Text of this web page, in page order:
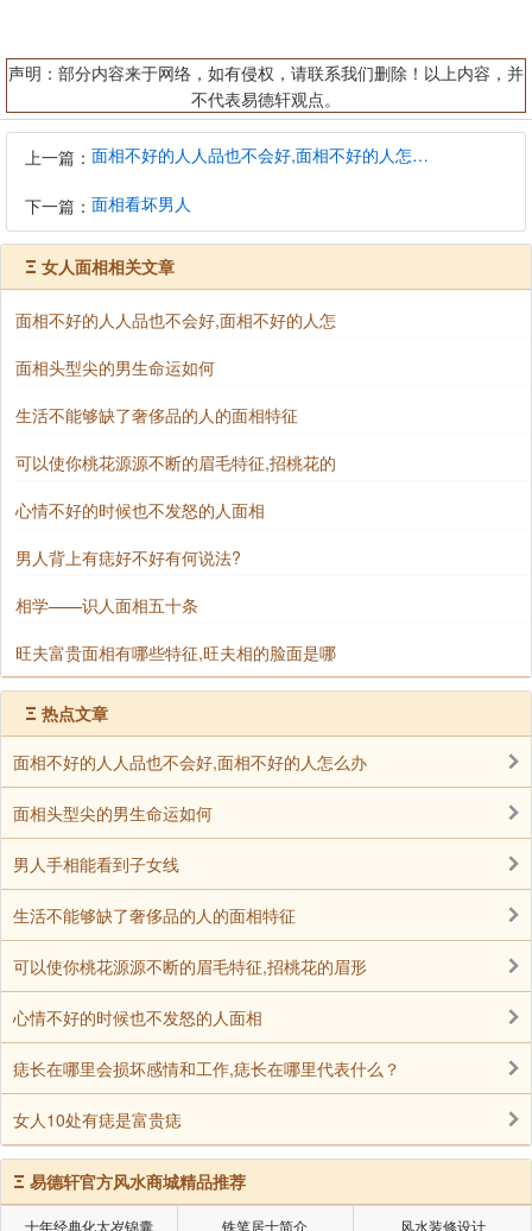
声明：部分内容来于网络，如有侵权，请联系我们删除！以上内容，并
不代表易德轩观点。
上一篇： 面相不好的人人品也不会好,面相不好的人怎么办
下一篇： 面相看坏男人
Ξ 女人面相相关文章
面相不好的人人品也不会好,面相不好的人怎
面相头型尖的男生命运如何
生活不能够缺了奢侈品的人的面相特征
可以使你桃花源源不断的眉毛特征,招桃花的
心情不好的时候也不发怒的人面相
男人背上有痣好不好有何说法?
相学——识人面相五十条
旺夫富贵面相有哪些特征,旺夫相的脸面是哪
Ξ 热点文章
面相不好的人人品也不会好,面相不好的人怎么办
面相头型尖的男生命运如何
男人手相能看到子女线
生活不能够缺了奢侈品的人的面相特征
可以使你桃花源源不断的眉毛特征,招桃花的眉形
心情不好的时候也不发怒的人面相
痣长在哪里会损坏感情和工作,痣长在哪里代表什么？
女人10处有痣是富贵痣
Ξ 易德轩官方风水商城精品推荐
十年经典化太岁锦囊 铁笔居士简介 风水装修设计